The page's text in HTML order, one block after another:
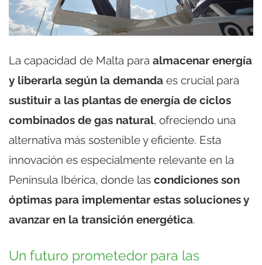
La capacidad de Malta para almacenar energía
y liberarla según la demanda es crucial para
sustituir a las plantas de energía de ciclos
combinados de gas natural, ofreciendo una
alternativa más sostenible y eficiente. Esta
innovación es especialmente relevante en la
Península Ibérica, donde las condiciones son
óptimas para implementar estas soluciones y
avanzar en la transición energética.
Un futuro prometedor para las